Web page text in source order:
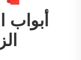
أبواب